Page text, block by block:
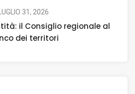
31, 2026
il Consiglio regionale al
dei territori